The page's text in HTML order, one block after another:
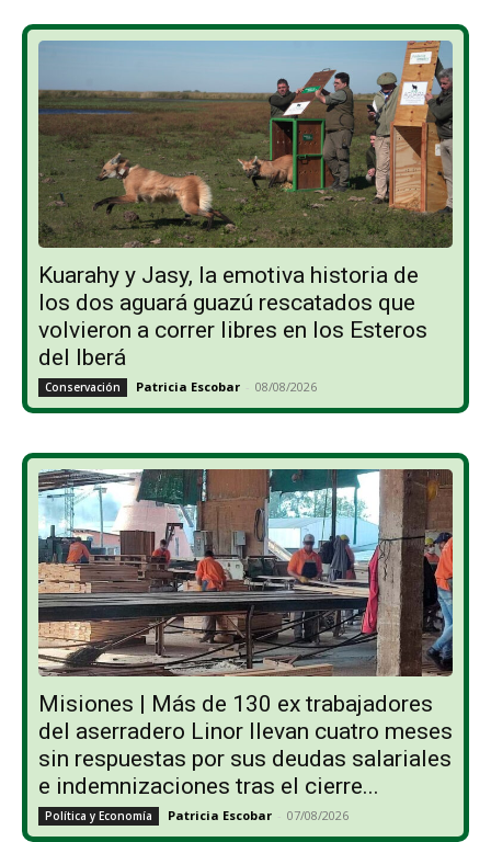
Kuarahy y Jasy, la emotiva historia de
los dos aguará guazú rescatados que
volvieron a correr libres en los Esteros
del Iberá
Conservación Patricia Escobar - 08/08/2026
Misiones | Más de 130 ex trabajadores
del aserradero Linor llevan cuatro meses
sin respuestas por sus deudas salariales
e indemnizaciones tras el cierre...
Política y Economía Patricia Escobar - 07/08/2026